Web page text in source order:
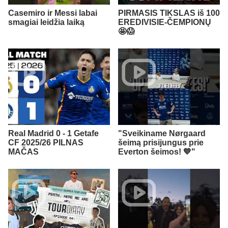
Casemiro ir Messi labai
smagiai leidžia laiką
PIRMASIS TIKSLAS iš 100
EREDIVISIE-ČEMPIONŲ
🤩😱
Real Madrid 0 - 1 Getafe
CF 2025/26 PILNAS
MAČAS
"Sveikiname Nørgaard
šeimą prisijungus prie
Everton šeimos! 💙"